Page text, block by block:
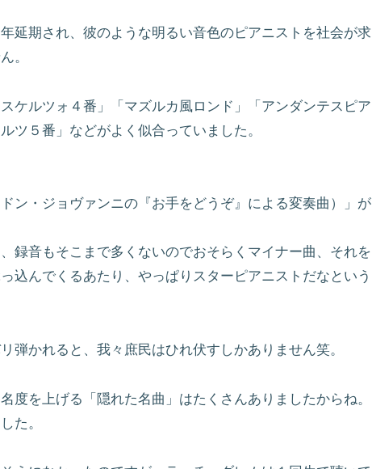
延期され、彼のような明るい音色のピアニストを社会が求
。
ケルツォ４番」「マズルカ風ロンド」「アンダンテスピア
ツ５番」などがよく似合っていました。
ン・ジョヴァンニの『お手をどうぞ』による変奏曲）」が
録音もそこまで多くないのでおそらくマイナー曲、それを
込んでくるあたり、やっぱりスターピアニストだなという
弾かれると、我々庶民はひれ伏すしかありません笑。
度を上げる「隠れた名曲」はたくさんありましたからね。
た。